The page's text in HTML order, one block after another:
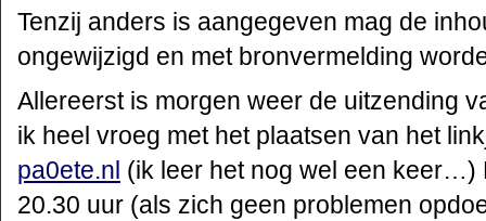
Tenzij anders is aangegeven mag de
ongewijzigd en met bronvermelding
Allereerst is morgen weer de uitzending
ik heel vroeg met het plaatsen van het
pa0ete.nl (ik leer het nog wel een keer…)
20.30 uur (als zich geen problemen